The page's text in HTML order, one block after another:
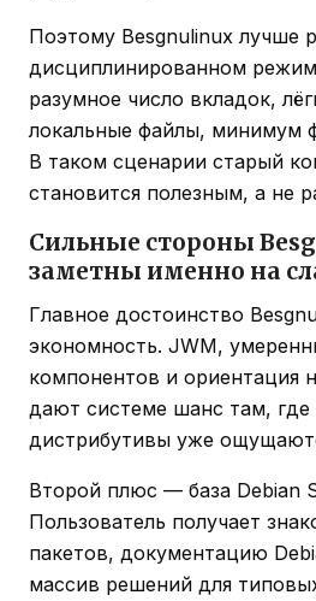
Поэтому Besgnulinux лучше
дисциплинированном
разумное число вкладок,
локальные файлы, минимум
В таком сценарии старый
становится полезным, а не
Сильные стороны
заметны именно на
Главное достоинство
экономность. JWM,
компонентов и ориентация
дают системе шанс там, где
дистрибутивы уже
Второй плюс — база Debian
Пользователь получает
пакетов, документацию
массив решений для